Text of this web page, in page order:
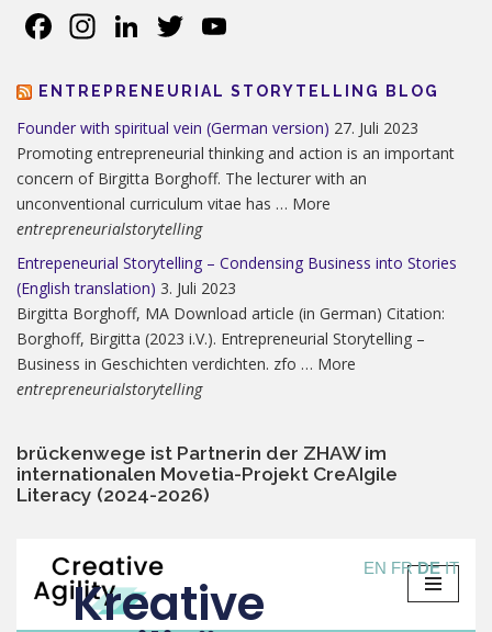
Facebook
Instagram
LinkedIn
Twitter
ENTREPRENEURIAL STORYTELLING BLOG
Founder with spiritual vein (German version) 27. Juli 2023
Promoting entrepreneurial thinking and action is an important
concern of Birgitta Borghoff. The lecturer with an
unconventional curriculum vitae has … More
entrepreneurialstorytelling
Entrepeneurial Storytelling – Condensing Business into Stories
(English translation) 3. Juli 2023
Birgitta Borghoff, MA Download article (in German) Citation:
Borghoff, Birgitta (2023 i.V.). Entrepreneurial Storytelling –
Business in Geschichten verdichten. zfo … More
entrepreneurialstorytelling
brückenwege ist Partnerin der ZHAW im
internationalen Movetia-Projekt CreAIgile
Literacy (2024-2026)